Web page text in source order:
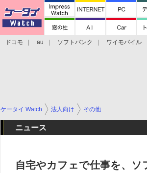
ドコモ au ソフトバンク ワイモバイル
ケータイ Watch 法人向け その他
ニュース
自宅やカフェで仕事を、